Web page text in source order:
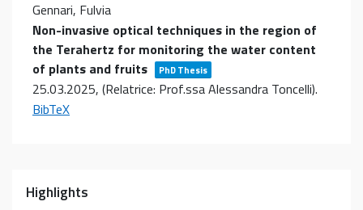
Gennari, Fulvia
Non-invasive optical techniques in the region of
the Terahertz for monitoring the water content
of plants and fruits
PhD Thesis
25.03.2025, (Relatrice: Prof.ssa Alessandra Toncelli).
BibTeX
Highlights